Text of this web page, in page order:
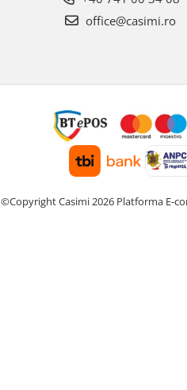
office@casimi.ro
©Copyright Casimi 2026 Platforma E-